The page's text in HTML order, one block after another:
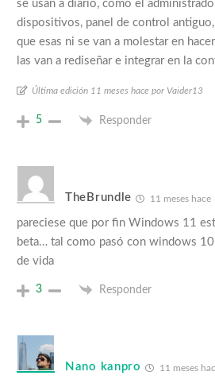
se usan a diario, como el
dispositivos, panel de control
que esas ni se van a molestar en
las van a rediseñar e integrar en la
Última edición 11 meses hace por Vaider13
5 Responder
TheBrundle 11 meses hace
pareciese que por fin Windows 11
beta… tal como pasó con windows
de vida
3 Responder
Nano kanpro 11 meses